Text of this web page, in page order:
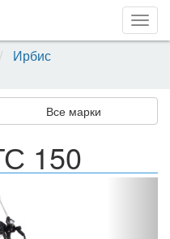
Ирбис
Все марки
150